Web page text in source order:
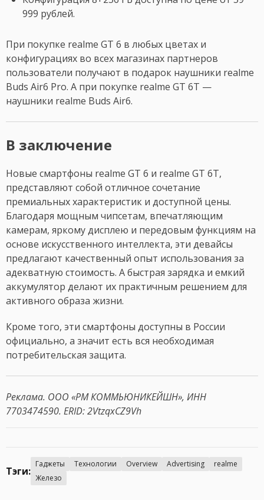
999 рублей.
При покупке realme GT 6 в любых цветах и
конфигурациях во всех магазинах партнеров
пользователи получают в подарок наушники realme
Buds Air6 Pro. А при покупке realme GT 6T —
наушники realme Buds Air6.
В заключение
Новые смартфоны realme GT 6 и realme GT 6T,
представляют собой отличное сочетание
премиальных характеристик и доступной цены.
Благодаря мощным чипсетам, впечатляющим
камерам, яркому дисплею и передовым функциям на
основе искусственного интеллекта, эти девайсы
предлагают качественный опыт использования за
адекватную стоимость. А быстрая зарядка и емкий
аккумулятор делают их практичным решением для
активного образа жизни.
Кроме того, эти смартфоны доступны в России
официально, а значит есть вся необходимая
потребительская защита.
Реклама. ООО «РМ КОММЬЮНИКЕЙШН», ИНН
7703474590. ERID: 2VtzqxCZ9Vh
Тэги:
Гаджеты Технологии Overview Advertising
realme
Железо